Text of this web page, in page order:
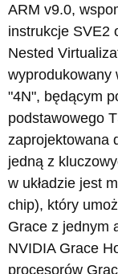
ARM v9.0,
instrukcje SVE2
Nested
wyprodukowany
"4N", będącym
podstawowego
zaprojektowana
jedną z
w układzie jest
chip), który
Grace z jednym
NVIDIA Grace
procesorów